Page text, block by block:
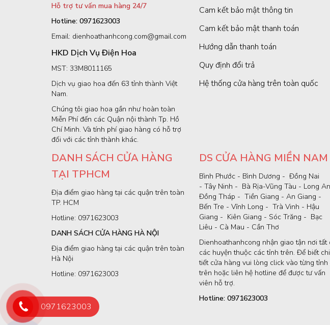
Hỗ trợ tư vấn mua hàng 24/7
Hotline: 0971623003
Email: dienhoathanhcong.com@gmail.com
HKD Dịch Vụ Điện Hoa
MST: 33M8011165
Dịch vụ giao hoa đến 63 tỉnh thành Việt
Nam.
Chúng tôi giao hoa gần như hoàn toàn
Miễn Phí đến các Quận nội thành Tp. Hồ
Chí Minh. Và tính phí giao hàng có hỗ trợ
đối với các tỉnh thành khác.
Cam kết bảo mật thông tin
Cam kết bảo mật thanh toán
Hướng dẫn thanh toán
Quy định đổi trả
Hệ thống cửa hàng trên toàn quốc
DANH SÁCH CỬA HÀNG
TẠI TPHCM
Địa điểm giao hàng tại các quận trên toàn
TP. HCM
Hotline: 0971623003
DANH SÁCH CỬA HÀNG HÀ NỘI
Địa điểm giao hàng tại các quận trên toàn
Hà Nội
Hotline: 0971623003
DS CỬA HÀNG MIỀN NAM
Bình Phước - Bình Dương - Đồng Nai
- Tây Ninh - Bà Rịa-Vũng Tàu - Long
Đồng Tháp - Tiền Giang - An Giang -
Bến Tre - Vĩnh Long - Trà Vinh - Hậu
Giang - Kiên Giang - Sóc Trăng - Bạc
Liêu - Cà Mau - Cần Thơ
Dienhoathanhcong nhận giao tận nơi tất
các huyện thuộc các tỉnh trên. Để biết chi
tiết cửa hàng vui lòng click vào từng tỉnh
trên hoặc liên hệ hotline để được tư vấn
viên hỗ trợ.
Hotline: 0971623003
0971623003